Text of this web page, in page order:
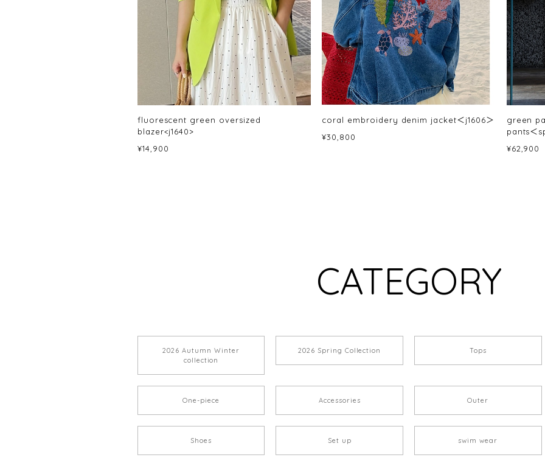
fluorescent green oversized
blazer<j1640>
¥14,900
coral embroidery denim jacket＜j1606＞
¥30,800
green
pants＜
¥62,900
CATEGORY
2026 Autumn Winter
collection
2026 Spring Collection Tops
One-piece Accessories Outer
Shoes Set up swim wear